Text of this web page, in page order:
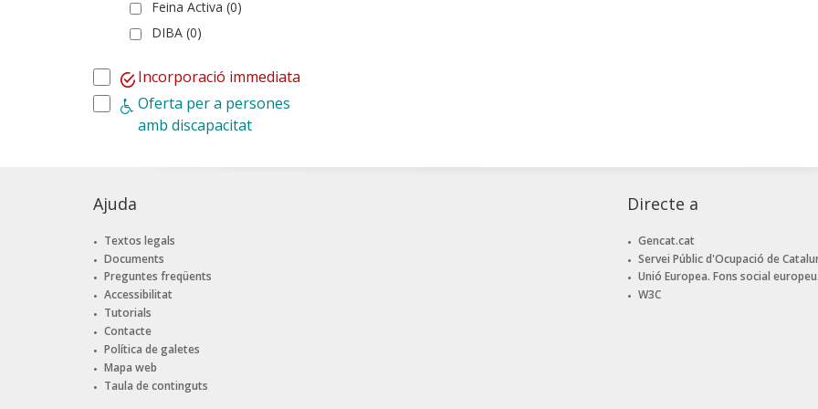
Feina Activa (0)
DIBA (0)
Incorporació immediata
Oferta per a persones
amb discapacitat
Ajuda
Textos legals
Documents
Preguntes freqüents
Accessibilitat
Tutorials
Contacte
Política de galetes
Mapa web
Taula de continguts
Directe a
Gencat.cat
Servei Públic d'Ocupació de
Unió Europea. Fons social europeu.
W3C